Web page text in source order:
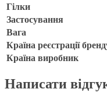
Гілки
Застосування
Вага
Країна реєстрації
Країна виробник
Написати